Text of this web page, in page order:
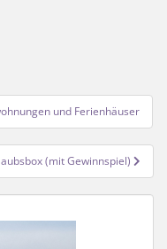
und Ferienhäuser
(mit Gewinnspiel)